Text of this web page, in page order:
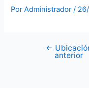
PorAdministrador/
←
anterior